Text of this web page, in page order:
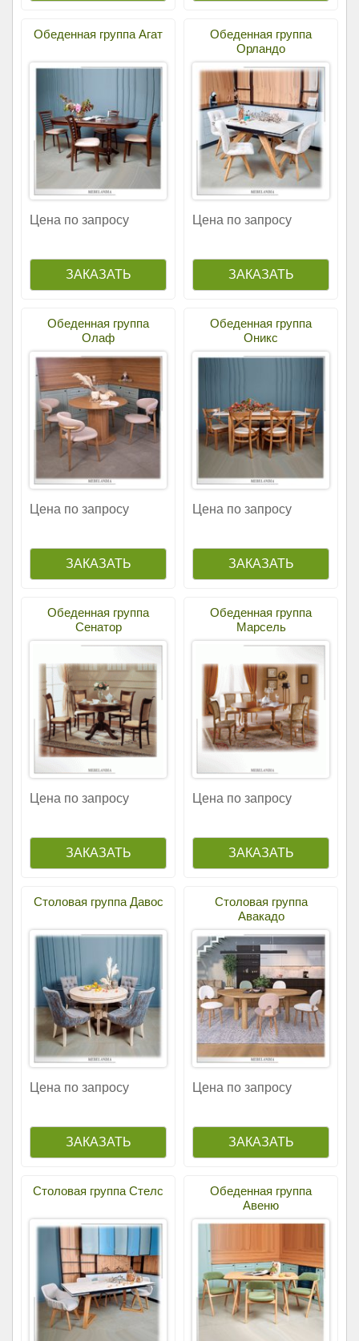
Обеденная группа Агат
Цена по запросу
Обеденная группа
Орландо
Цена по запросу
Обеденная группа
Олаф
Цена по запросу
Обеденная группа
Оникс
Цена по запросу
Обеденная группа
Сенатор
Цена по запросу
Обеденная группа
Марсель
Цена по запросу
Столовая группа Давос
Цена по запросу
Столовая группа
Авакадо
Цена по запросу
Столовая группа Стелс
Обеденная группа
Авеню